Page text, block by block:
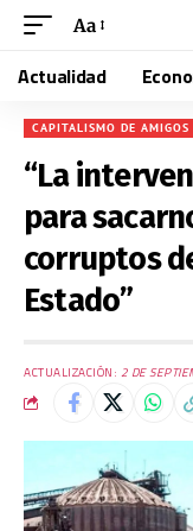
Aa
Actualidad
CAPITALISMO DE AMIGOS
“La
para
corruptos
Estado”
ACTUALIZACIÓN: 2 DE